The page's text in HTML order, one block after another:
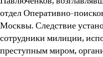
отдел Оперативно-
Москвы. Следствие
сотрудники милиции,
преступным миром,